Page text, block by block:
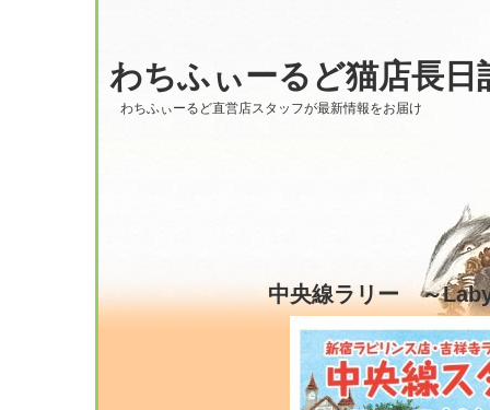
わちふぃーるど猫店長日
わちふぃーるど直営店スタッフが最新情報をお届け
中央線ラリー ～